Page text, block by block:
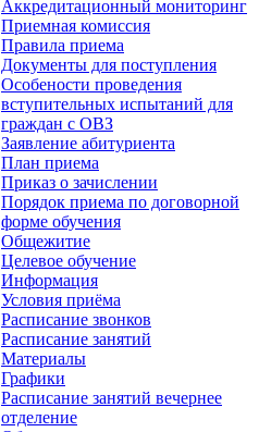
Аккредитационный мониторинг
Приемная комиссия
Правила приема
Документы для поступления
Особености проведения
вступительных испытаний для
граждан с ОВЗ
Заявление абитуриента
План приема
Приказ о зачислении
Порядок приема по договорной
форме обучения
Общежитие
Целевое обучение
Информация
Условия приёма
Расписание звонков
Расписание занятий
Материалы
Графики
Расписание занятий вечернее
отделение